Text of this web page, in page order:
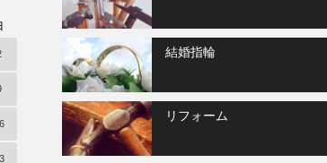
結婚指輪
リフォーム